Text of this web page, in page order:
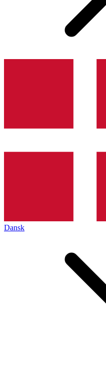
Dansk